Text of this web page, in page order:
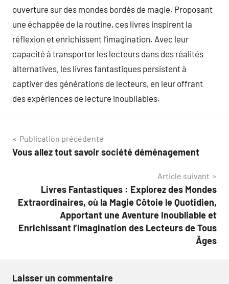
ouverture sur des mondes bordés de magie. Proposant
une échappée de la routine, ces livres inspirent la
réflexion et enrichissent l’imagination. Avec leur
capacité à transporter les lecteurs dans des réalités
alternatives, les livres fantastiques persistent à
captiver des générations de lecteurs, en leur offrant
des expériences de lecture inoubliables.
Navigation
de
Publication précédente
Vous allez tout savoir société déménagement
Article suivant
Livres Fantastiques : Explorez des Mondes
Extraordinaires, où la Magie Côtoie le Quotidien,
Apportant une Aventure Inoubliable et
Enrichissant l’Imagination des Lecteurs de Tous
Âges
Laisser un commentaire